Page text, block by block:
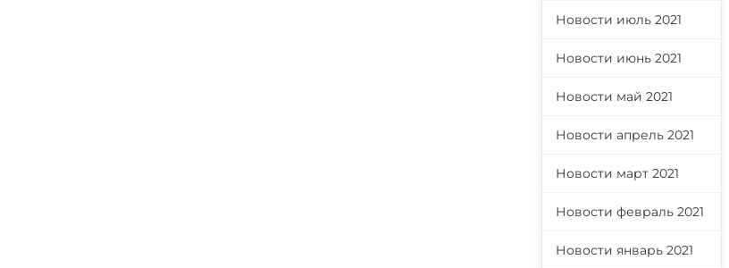
Новости июль 2021
Новости июнь 2021
Новости май 2021
Новости апрель 2021
Новости март 2021
Новости февраль 2021
Новости январь 2021